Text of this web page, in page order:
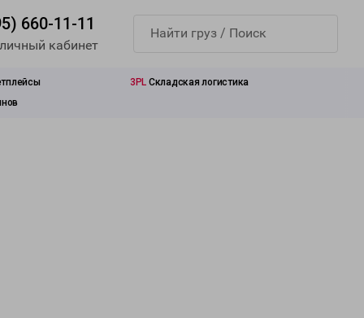
660-11-11
кабинет
3PL Складская логистика